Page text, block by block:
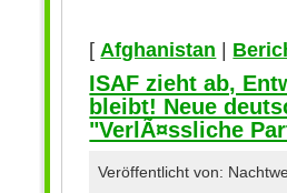
[Afghanistan
ISAF zieht ab,
bleibt! Neue
"VerlÃ¤ssliche
Veröffentlicht von: